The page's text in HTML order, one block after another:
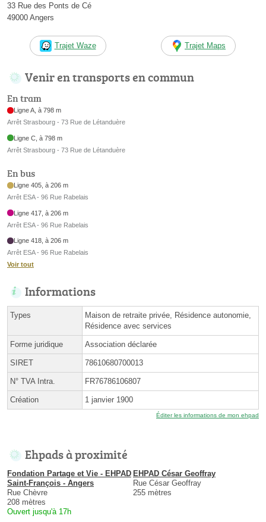
33 Rue des Ponts de Cé
49000 Angers
Trajet Waze Trajet Maps
Venir en transports en commun
En tram
Ligne A, à 798 m
Arrêt Strasbourg - 73 Rue de Létanduère
Ligne C, à 798 m
Arrêt Strasbourg - 73 Rue de Létanduère
En bus
Ligne 405, à 206 m
Arrêt ESA - 96 Rue Rabelais
Ligne 417, à 206 m
Arrêt ESA - 96 Rue Rabelais
Ligne 418, à 206 m
Arrêt ESA - 96 Rue Rabelais
Voir tout
Informations
Types
Maison de retraite privée, Résidence autonomie,
Résidence avec services
Forme juridique Association déclarée
SIRET 78610680700013
N° TVA Intra. FR76786106807
Création 1 janvier 1900
Éditer les informations de mon ehpad
Ehpads à proximité
Fondation Partage et Vie - EHPAD
Saint-François - Angers
Rue Chèvre
208 mètres
Ouvert jusqu'à 17h
EHPAD César Geoffray
Rue César Geoffray
255 mètres